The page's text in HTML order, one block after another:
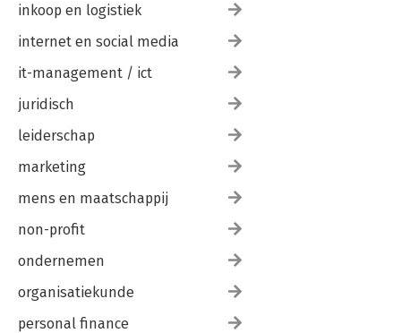
inkoop en logistiek
internet en social media
it-management / ict
juridisch
leiderschap
marketing
mens en maatschappij
non-profit
ondernemen
organisatiekunde
personal finance